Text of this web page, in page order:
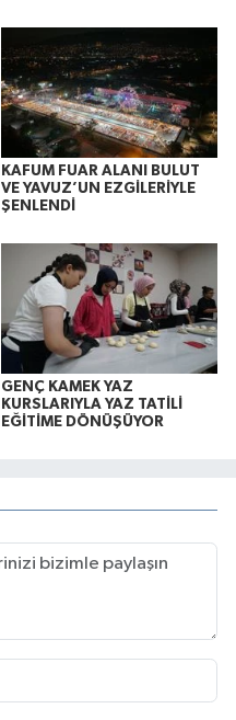
KAFUM FUAR ALANI BULUT
VE YAVUZ’UN EZGİLERİYLE
ŞENLENDİ
GENÇ KAMEK YAZ
KURSLARIYLA YAZ TATİLİ
EĞİTİME DÖNÜŞÜYOR